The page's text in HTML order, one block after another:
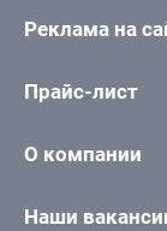
Реклама на
Прайс-лист
О компании
Наши